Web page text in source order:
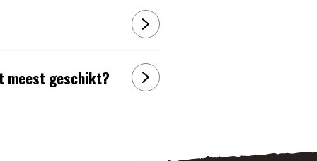
meest geschikt?